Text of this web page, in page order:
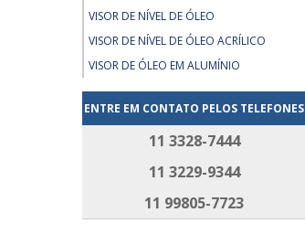
VISOR DE NÍVEL DE ÓLEO
VISOR DE NÍVEL DE ÓLEO ACRÍLICO
VISOR DE ÓLEO EM ALUMÍNIO
ENTRE EM CONTATO PELOS TELEFONES
11 3328-7444
11 3229-9344
11 99805-7723